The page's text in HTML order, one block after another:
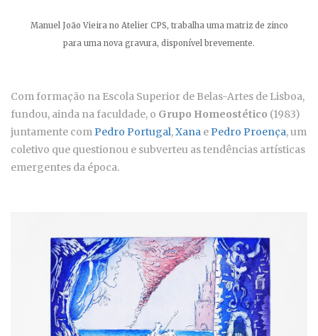
Manuel João Vieira no Atelier CPS, trabalha uma matriz de zinco
para uma nova gravura, disponível brevemente.
Com formação na Escola Superior de Belas-Artes de Lisboa,
fundou, ainda na faculdade, o Grupo Homeostético (1983)
juntamente comPedro Portugal,Xana ePedro Proença, um
coletivo que questionou e subverteu as tendências artísticas
emergentes da época.